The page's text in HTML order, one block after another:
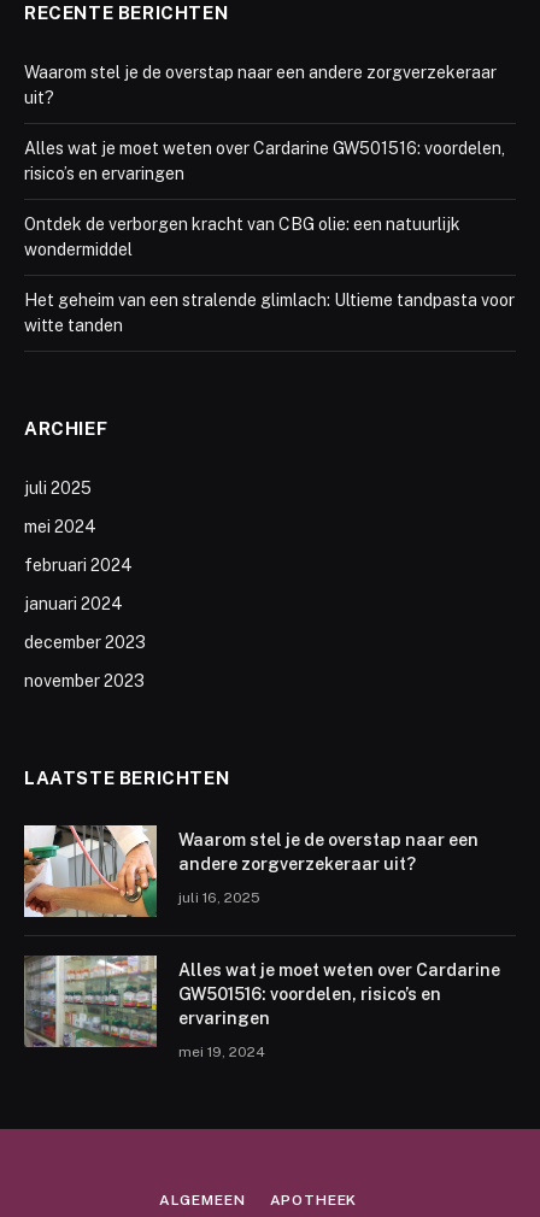
RECENTE BERICHTEN
Waarom stel je de overstap naar een andere zorgverzekeraar
uit?
Alles wat je moet weten over Cardarine GW501516: voordelen,
risico’s en ervaringen
Ontdek de verborgen kracht van CBG olie: een natuurlijk
wondermiddel
Het geheim van een stralende glimlach: Ultieme tandpasta voor
witte tanden
ARCHIEF
juli 2025
mei 2024
februari 2024
januari 2024
december 2023
november 2023
LAATSTE BERICHTEN
Waarom stel je de overstap naar een
andere zorgverzekeraar uit?
juli 16, 2025
Alles wat je moet weten over Cardarine
GW501516: voordelen, risico’s en
ervaringen
mei 19, 2024
ALGEMEEN APOTHEEK